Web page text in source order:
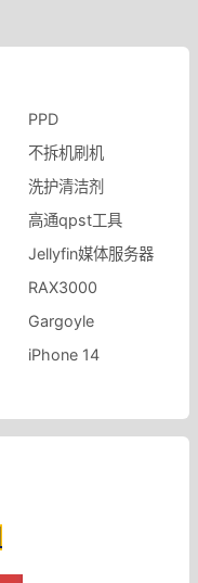
PPD
不拆机刷机
洗护清洁剂
高通qpst工具
Jellyfin媒体服务器
RAX3000
Gargoyle
iPhone 14